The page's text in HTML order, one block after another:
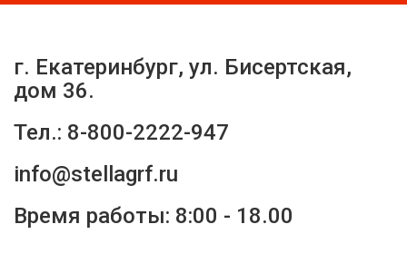
г. Екатеринбург, ул. Бисертская,
дом 36.
Тел.: 8-800-2222-947
info@stellagrf.ru
Время работы: 8:00 - 18.00